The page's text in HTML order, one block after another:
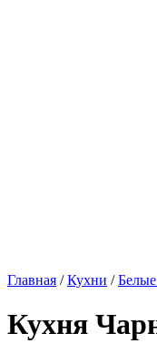
Главная /Кухни /
Кухня